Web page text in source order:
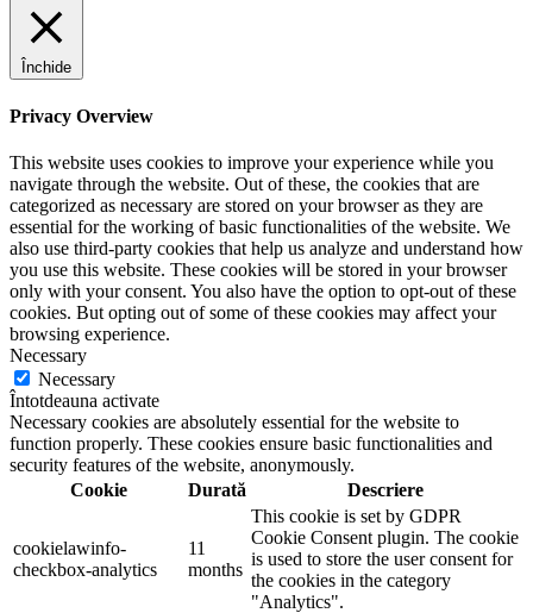
Închide
Privacy Overview
This website uses cookies to improve your experience while you
navigate through the website. Out of these, the cookies that are
categorized as necessary are stored on your browser as they are
essential for the working of basic functionalities of the website. We
also use third-party cookies that help us analyze and understand how
you use this website. These cookies will be stored in your browser
only with your consent. You also have the option to opt-out of these
cookies. But opting out of some of these cookies may affect your
browsing experience.
Necessary
Necessary
Întotdeauna activate
Necessary cookies are absolutely essential for the website to
function properly. These cookies ensure basic functionalities and
security features of the website, anonymously.
Cookie
Durată Descriere
cookielawinfo-
checkbox-analytics
11
months
This cookie is set by GDPR
Cookie Consent plugin. The cookie
is used to store the user consent for
the cookies in the category
"Analytics".